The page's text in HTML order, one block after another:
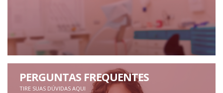
PERGUNTAS FREQUENTES
TIRE SUAS DÚVIDAS AQUI